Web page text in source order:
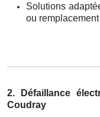
Solutions
ou
2. Défaillance
Coudray